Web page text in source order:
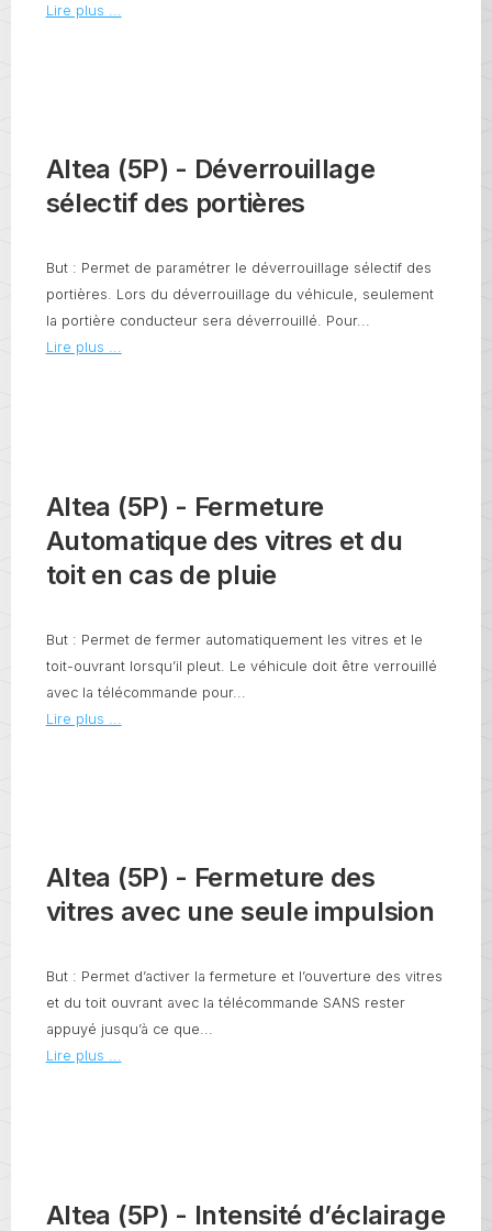
Lire plus ...
Altea (5P) - Déverrouillage
sélectif des portières
But : Permet de paramétrer le déverrouillage sélectif des
portières. Lors du déverrouillage du véhicule, seulement
la portière conducteur sera déverrouillé. Pour...
Lire plus ...
Altea (5P) - Fermeture
Automatique des vitres et du
toit en cas de pluie
But : Permet de fermer automatiquement les vitres et le
toit-ouvrant lorsqu’il pleut. Le véhicule doit être verrouillé
avec la télécommande pour...
Lire plus ...
Altea (5P) - Fermeture des
vitres avec une seule impulsion
But : Permet d’activer la fermeture et l’ouverture des vitres
et du toit ouvrant avec la télécommande SANS rester
appuyé jusqu’à ce que...
Lire plus ...
Altea (5P) - Intensité d’éclairage